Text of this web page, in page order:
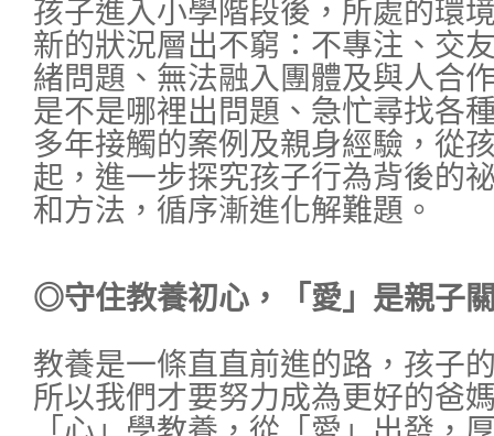
孩子進入小學階段後，所處的環
新的狀況層出不窮：不專注、交
緒問題、無法融入團體及與人
是不是哪裡出問題、急忙尋找各
多年接觸的案例及親身經驗，從
起，進一步探究孩子行為背後的
和方法，循序漸進化解難題。
◎守住教養初心，「愛」是親子
教養是一條直直前進的路，孩子
所以我們才要努力成為更好的爸